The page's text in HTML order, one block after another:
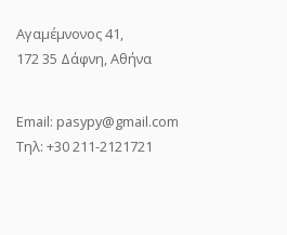
Αγαμέμνονος 41,
172 35 Δάφνη, Αθήνα
Email: pasypy@gmail.com
Τηλ: +30 211-2121721